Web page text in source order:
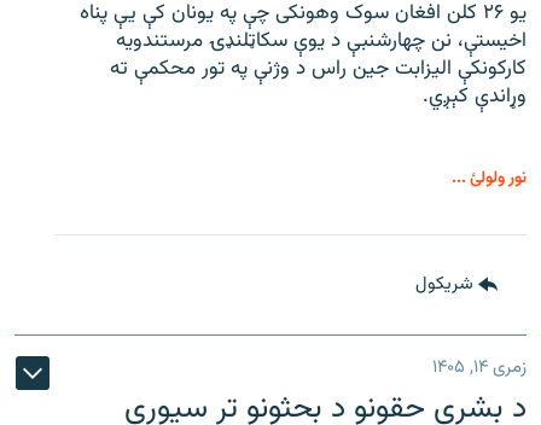
یو ۲۶ کلن افغان سوک‌ وهونکی چې په یونان کې یې پناه
اخیستې، نن چهارشنبې د یوې سکاټلنډۍ مرستندویه
کارکونکې الیزابت جین راس د وژنې په تور محکمې ته
وړاندې کېږي.
نور ولولئ ...
شريکول
زمری ۱۴, ۱۴۰۵
د بشري حقونو د بحثونو تر سیوري